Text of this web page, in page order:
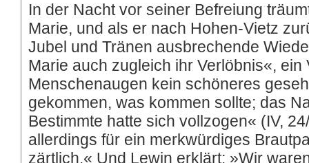
In der Nacht vor seiner Befreiung
Marie, und als er nach Hohen-Vietz
Jubel und Tränen ausbrechende
Marie auch zugleich ihr Verlöbnis«, ein
Menschenaugen kein schöneres
gekommen, was kommen sollte; das
Bestimmte hatte sich vollzogen« (IV,
allerdings für ein merkwürdiges
zärtlich.« Und Lewin erklärt: »Wir